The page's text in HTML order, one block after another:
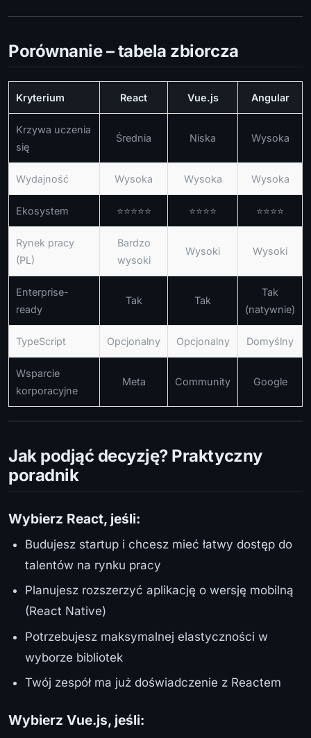
Porównanie – tabela zbiorcza
Kryterium React Vue.js Angular
Krzywa uczenia
się
Średnia Niska Wysoka
Wydajność Wysoka Wysoka Wysoka
Ekosystem ⭐⭐⭐⭐⭐ ⭐⭐⭐⭐ ⭐⭐⭐⭐
Rynek pracy
(PL)
Bardzo
wysoki
Wysoki Wysoki
Enterprise-
ready
Tak Tak
Tak
(natywnie)
TypeScript Opcjonalny Opcjonalny Domyślny
Wsparcie
korporacyjne
Meta Community Google
Jak podjąć decyzję? Praktyczny
poradnik
Wybierz React, jeśli:
Budujesz startup i chcesz mieć łatwy dostęp do
talentów na rynku pracy
Planujesz rozszerzyć aplikację o wersję mobilną
(React Native)
Potrzebujesz maksymalnej elastyczności w
wyborze bibliotek
Twój zespół ma już doświadczenie z Reactem
Wybierz Vue.js, jeśli: